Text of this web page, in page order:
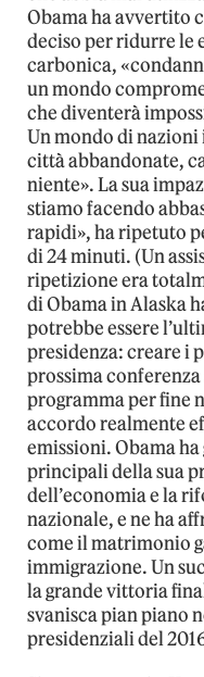
Obama ha avvertito
deciso per ridurre le
carbonica,
un mondo
che diventerà
Un mondo di nazioni
città abbandonate,
niente». La sua
stiamo facendo
rapidi», ha ripetuto
di 24 minuti. (Un
ripetizione era
di Obama in Alaska
potrebbe essere
presidenza: creare i
prossima
programma per fine
accordo realmente
emissioni. Obama
principali della sua
dell’economia e la
nazionale, e ne ha
come il matrimonio
immigrazione. Un
la grande vittoria
svanisca pian piano
presidenziali del